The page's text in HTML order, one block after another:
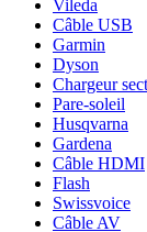
Vileda
Câble USB
Garmin
Dyson
Chargeur
Pare-soleil
Husqvarna
Gardena
Câble HDMI
Flash
Swissvoice
Câble AV